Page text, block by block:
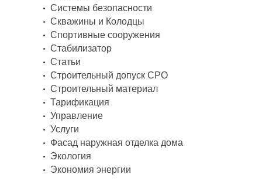
Системы безопасности
Скважины и Колодцы
Спортивные сооружения
Стабилизатор
Статьи
Строительный допуск СРО
Строительный материал
Тарификация
Управление
Услуги
Фасад наружная отделка дома
Экология
Экономия энергии